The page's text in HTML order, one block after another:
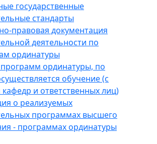
государственные
стандарты
правовая документация
деятельности по
ординатуры
ординатуры, по
обучение (с
и ответственных лиц)
о реализуемых
программах высшего
- программах ординатуры